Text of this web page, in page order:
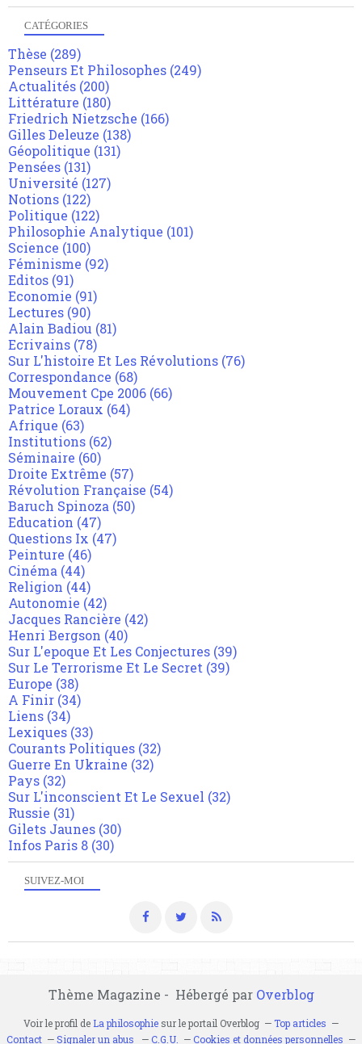
SUIVEZ-MOI
CATÉGORIES
Thèse (289)
Penseurs Et Philosophes (249)
Actualités (200)
Littérature (180)
Friedrich Nietzsche (166)
Gilles Deleuze (138)
Géopolitique (131)
Pensées (131)
Université (127)
Notions (122)
Politique (122)
Philosophie Analytique (101)
Science (100)
Féminisme (92)
Editos (91)
Economie (91)
Lectures (90)
Alain Badiou (81)
Ecrivains (78)
Sur L'histoire Et Les Révolutions (76)
Correspondance (68)
Mouvement Cpe 2006 (66)
Patrice Loraux (64)
Afrique (63)
Institutions (62)
Séminaire (60)
Droite Extrême (57)
Révolution Française (54)
Baruch Spinoza (50)
Education (47)
Questions Ix (47)
Peinture (46)
Cinéma (44)
Religion (44)
Autonomie (42)
Jacques Rancière (42)
Henri Bergson (40)
Sur L'epoque Et Les Conjectures (39)
Sur Le Terrorisme Et Le Secret (39)
Europe (38)
A Finir (34)
Liens (34)
Lexiques (33)
Courants Politiques (32)
Guerre En Ukraine (32)
Pays (32)
Sur L'inconscient Et Le Sexuel (32)
Russie (31)
Gilets Jaunes (30)
Infos Paris 8 (30)
Thème Magazine - Hébergé par Overblog
Voir le profil de La philosophiesur le portail Overblog
Top articles
Contact
Signaler un abus C.G.U. Cookies et données personnelles